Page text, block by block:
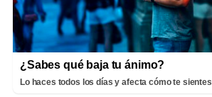
¿Sabes qué baja tu ánimo?
Lo haces todos los días y afecta cómo te sientes